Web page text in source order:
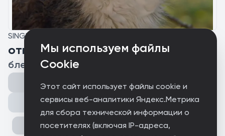
Мы используем файлы
Cookie
Этот сайт использует файлы cookie и
сервисы веб-аналитики Яндекс.Метрика
для сбора технической информации о
посетителях (включая IP-адреса,
SINGLE
отпускаю по облакам
бледная
Поделиться